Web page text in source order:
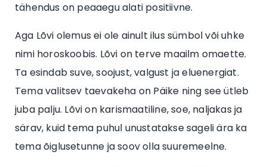
tähendus on peaaegu alati positiivne.
Aga Lõvi olemus ei ole ainult ilus sümbol või uhke
nimi horoskoobis. Lõvi on terve maailm omaette.
Ta esindab suve, soojust, valgust ja eluenergiat.
Tema valitsev taevakeha on Päike ning see ütleb
juba palju. Lõvi on karismaatiline, soe, naljakas ja
särav, kuid tema puhul unustatakse sageli ära ka
tema õiglusetunne ja soov olla suuremeelne.